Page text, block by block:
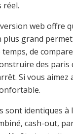
réel.
web offre
plus grand
de
des paris
Si vous aimez
sont identiques à
cash-out,